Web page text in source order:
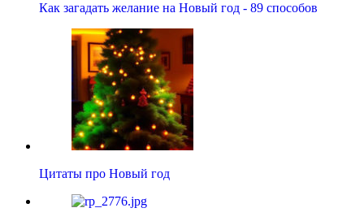
Как загадать желание на Новый год - 89 способов
Цитаты про Новый год